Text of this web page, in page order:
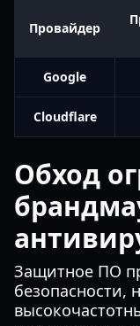
Провайдер
Google
Cloudflare
Обход
Защитное ПО
безопасности,